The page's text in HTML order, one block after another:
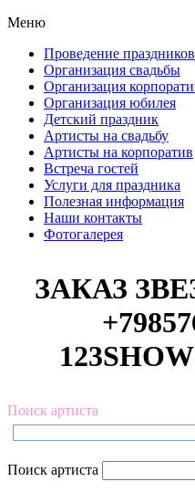
Меню
Проведение праздников
Организация свадьбы
Организация
Организация юбилея
Детский праздник
Артисты на свадьбу
Артисты на корпоратив
Встреча гостей
Услуги для праздника
Полезная информация
Наши контакты
Фотогалерея
ЗАКАЗ
Поиск артиста
Поиск артиста